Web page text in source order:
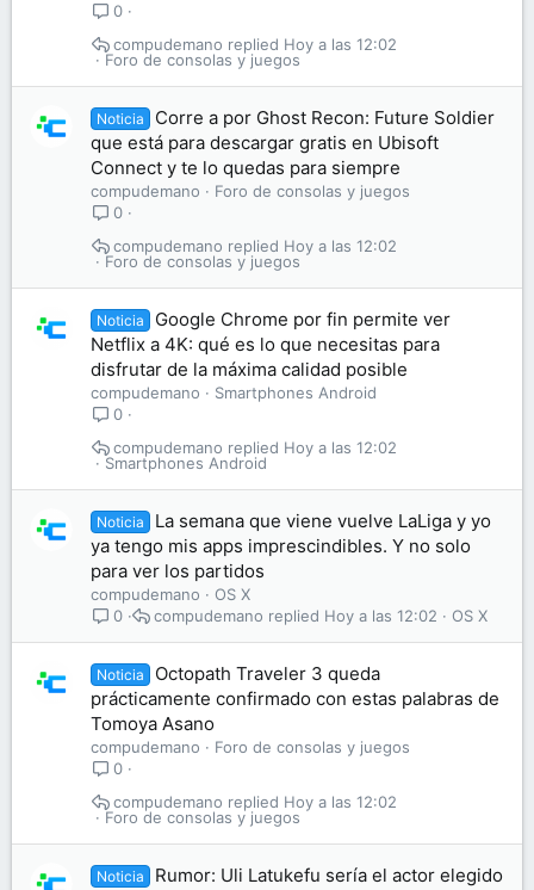
0
Foro de consolas y juegos
Hoy a las 12:02
compudemano
Noticia
Corre a por Ghost Recon: Future Soldier
que está para descargar gratis en Ubisoft
Connect y te lo quedas para siempre
compudemano
Foro de consolas y juegos
0
Foro de consolas y juegos
Hoy a las 12:02
compudemano
Noticia
Google Chrome por fin permite ver
Netflix a 4K: qué es lo que necesitas para
disfrutar de la máxima calidad posible
compudemano
Smartphones Android
0
Smartphones Android
Hoy a las 12:02
compudemano
Noticia
La semana que viene vuelve LaLiga y yo
ya tengo mis apps imprescindibles. Y no solo
para ver los partidos
compudemano
OS X
0
OS X
Hoy a las 12:02
compudemano
Noticia
Octopath Traveler 3 queda
prácticamente confirmado con estas palabras de
Tomoya Asano
compudemano
Foro de consolas y juegos
0
Foro de consolas y juegos
Hoy a las 12:02
compudemano
Noticia
Rumor: Uli Latukefu sería el actor elegido